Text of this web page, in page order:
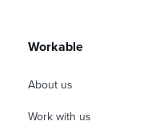
Workable
About us
Work with us